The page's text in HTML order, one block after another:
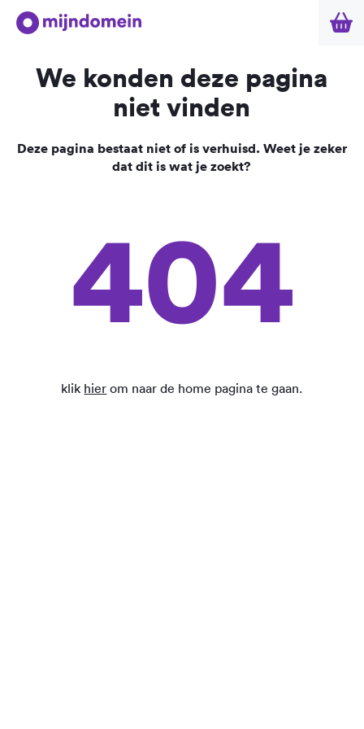
We konden deze pagina
niet vinden
Deze pagina bestaat niet of is verhuisd. Weet je zeker
dat dit is wat je zoekt?
404
klik hier om naar de home pagina te gaan.